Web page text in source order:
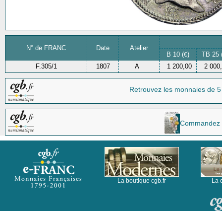
N° de FRANC Date
Atelier
B 10 (€)
TB 25
F.305/1
1807 A 1 200,00 2
Retrouvez les monnaies de
La boutique cgb.fr La